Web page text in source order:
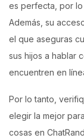
es perfecta, por
Además, su
el que aseguras
sus hijos a hablar
encuentren en
Por lo tanto,
elegir la mejor
cosas en